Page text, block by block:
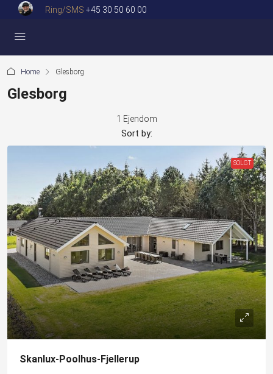
Ring/SMS +45 30 50 60 00
Home Glesborg
Glesborg
1 Ejendom
Sort by:
SOLGT
Skanlux-Poolhus-Fjellerup